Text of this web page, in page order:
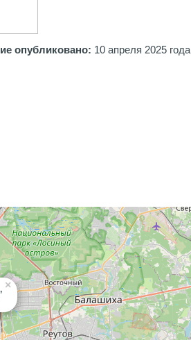
опубликовано: 10 апреля 2025 года
×